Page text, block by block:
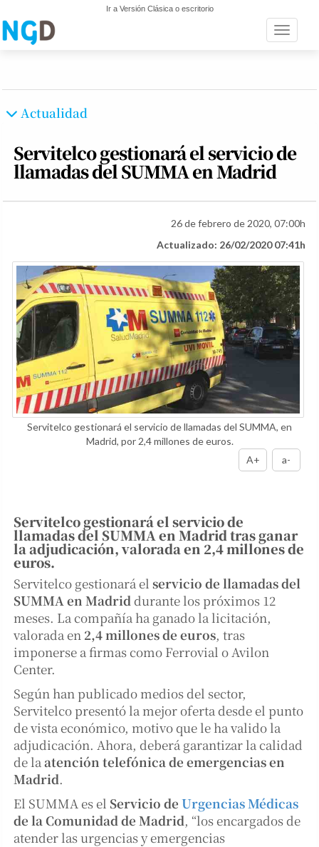
Ir a Versión Clásica o escritorio
Toggle
Actualidad
Servitelco gestionará el servicio de
llamadas del SUMMA en Madrid
26 de febrero de 2020, 07:00h
Actualizado: 26/02/2020 07:41h
Servitelco gestionará el servicio de llamadas del SUMMA, en
Madrid, por 2,4 millones de euros.
A+
a-
Servitelco gestionará el servicio de
llamadas del SUMMA en Madrid tras ganar
la adjudicación, valorada en 2,4 millones de
euros.
Servitelco gestionará el servicio de llamadas del
SUMMA en Madriddurante los próximos 12
meses. La compañía ha ganado la licitación,
valorada en 2,4 millones de euros, tras
imponerse a firmas como Ferrovial o Avilon
Center.
Según han publicado medios del sector,
Servitelco presentó la mejor oferta desde el punto
de vista económico, motivo que le ha valido la
adjudicación. Ahora, deberá garantizar la calidad
de laatención telefónica de emergencias en
Madrid.
El SUMMA es el Servicio de Urgencias Médicas
de la Comunidad de Madrid, “los encargados de
atender las urgencias y emergencias